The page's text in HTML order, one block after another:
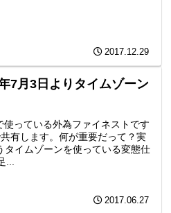
2017.12.29
7月3日よりタイムゾーン
っている外為ファイネストです
有します。何が重要だって？実
イムゾーンを使っている変態仕
2017.06.27